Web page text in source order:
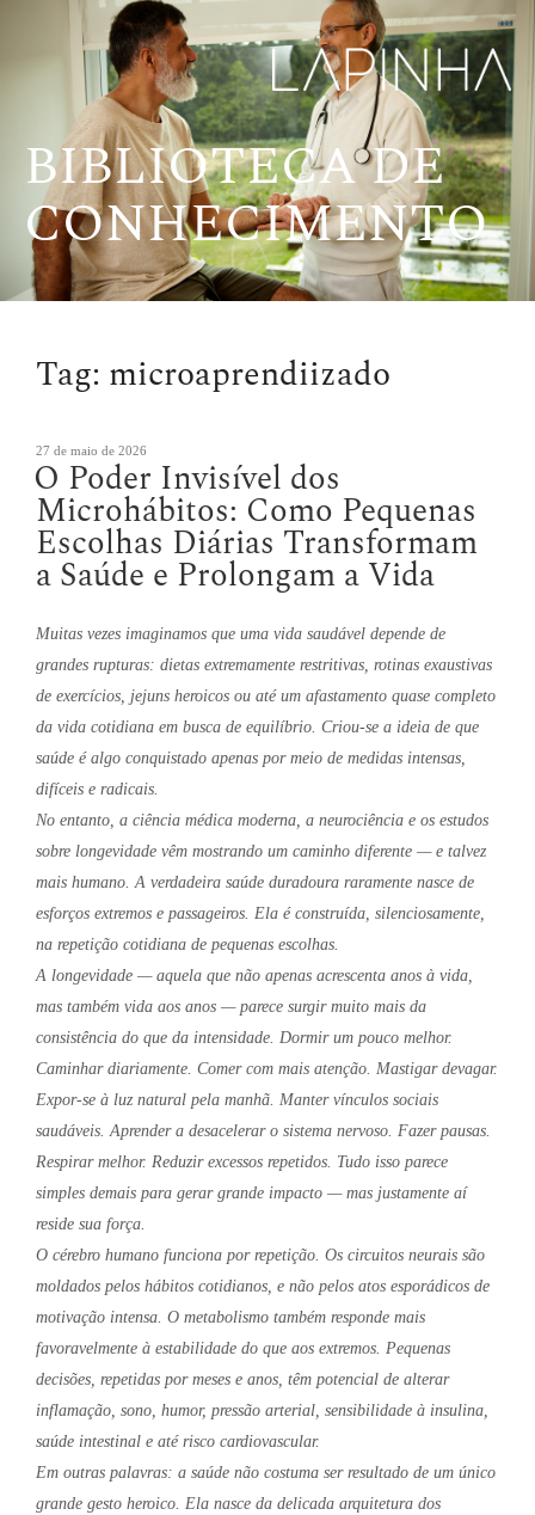
BIBLIOTECA DE
CONHECIMENTO
Tag: microaprendiizado
Publicado
em
27 de maio de 2026
O Poder Invisível dos
Microhábitos: Como Pequenas
Escolhas Diárias Transformam
a Saúde e Prolongam a Vida
Muitas vezes imaginamos que uma vida saudável depende de
grandes rupturas: dietas extremamente restritivas, rotinas exaustivas
de exercícios, jejuns heroicos ou até um afastamento quase completo
da vida cotidiana em busca de equilíbrio. Criou-se a ideia de que
saúde é algo conquistado apenas por meio de medidas intensas,
difíceis e radicais.
No entanto, a ciência médica moderna, a neurociência e os estudos
sobre longevidade vêm mostrando um caminho diferente — e talvez
mais humano. A verdadeira saúde duradoura raramente nasce de
esforços extremos e passageiros. Ela é construída, silenciosamente,
na repetição cotidiana de pequenas escolhas.
A longevidade — aquela que não apenas acrescenta anos à vida,
mas também vida aos anos — parece surgir muito mais da
consistência do que da intensidade. Dormir um pouco melhor.
Caminhar diariamente. Comer com mais atenção. Mastigar devagar.
Expor-se à luz natural pela manhã. Manter vínculos sociais
saudáveis. Aprender a desacelerar o sistema nervoso. Fazer pausas.
Respirar melhor. Reduzir excessos repetidos. Tudo isso parece
simples demais para gerar grande impacto — mas justamente aí
reside sua força.
O cérebro humano funciona por repetição. Os circuitos neurais são
moldados pelos hábitos cotidianos, e não pelos atos esporádicos de
motivação intensa. O metabolismo também responde mais
favoravelmente à estabilidade do que aos extremos. Pequenas
decisões, repetidas por meses e anos, têm potencial de alterar
inflamação, sono, humor, pressão arterial, sensibilidade à insulina,
saúde intestinal e até risco cardiovascular.
Em outras palavras: a saúde não costuma ser resultado de um único
grande gesto heroico. Ela nasce da delicada arquitetura dos